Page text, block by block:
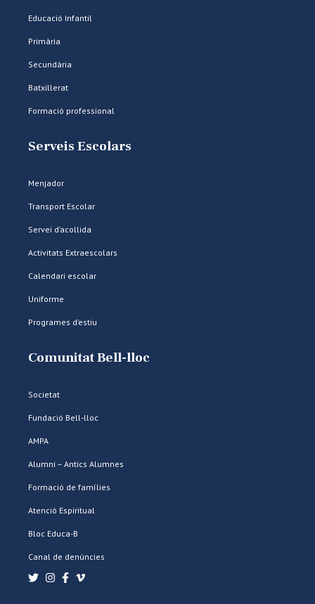
Educació Infantil
Primària
Secundària
Batxillerat
Formació professional
Serveis Escolars
Menjador
Transport Escolar
Servei d’acollida
Activitats Extraescolars
Calendari escolar
Uniforme
Programes d’estiu
Comunitat Bell-lloc
Societat
Fundació Bell-lloc
AMPA
Alumni – Antics Alumnes
Formació de famílies
Atenció Espiritual
Bloc Educa-B
Canal de denúncies